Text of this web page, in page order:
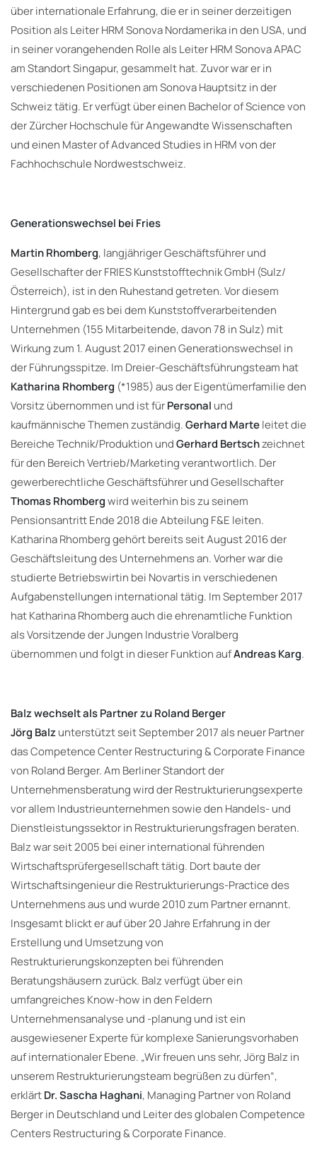
über internationale Erfahrung, die er in seiner derzeitigen
Position als Leiter HRM Sonova Nordamerika in den USA, und
in seiner vorangehenden Rolle als Leiter HRM Sonova APAC
am Standort Singapur, gesammelt hat. Zuvor war er in
verschiedenen Positionen am Sonova Hauptsitz in der
Schweiz tätig. Er verfügt über einen Bachelor of Science von
der Zürcher Hochschule für Angewandte Wissenschaften
und einen Master of Advanced Studies in HRM von der
Fachhochschule Nordwestschweiz.
Generationswechsel bei Fries
Martin Rhomberg, langjähriger Geschäftsführer und
Gesellschafter der FRIES Kunststofftechnik GmbH (Sulz/
Österreich), ist in den Ruhestand getreten. Vor diesem
Hintergrund gab es bei dem Kunststoffverarbeitenden
Unternehmen (155 Mitarbeitende, davon 78 in Sulz) mit
Wirkung zum 1. August 2017 einen Generationswechsel in
der Führungsspitze. Im Dreier-Geschäftsführungsteam hat
Katharina Rhomberg (*1985) aus der Eigentümerfamilie den
Vorsitz übernommen und ist fürPersonal und
kaufmännische Themen zuständig.Gerhard Marteleitet die
Bereiche Technik/Produktion undGerhard Bertschzeichnet
für den Bereich Vertrieb/Marketing verantwortlich. Der
gewerberechtliche Geschäftsführer und Gesellschafter
Thomas Rhombergwird weiterhin bis zu seinem
Pensionsantritt Ende 2018 die Abteilung F&E leiten.
Katharina Rhomberg gehört bereits seit August 2016 der
Geschäftsleitung des Unternehmens an. Vorher war die
studierte Betriebswirtin bei Novartis in verschiedenen
Aufgabenstellungen international tätig. Im September 2017
hat Katharina Rhomberg auch die ehrenamtliche Funktion
als Vorsitzende der Jungen Industrie Voralberg
übernommen und folgt in dieser Funktion aufAndreas Karg.
Balz wechselt als Partner zu Roland Berger
Jörg Balzunterstützt seit September 2017 als neuer Partner
das Competence Center Restructuring & Corporate Finance
von Roland Berger. Am Berliner Standort der
Unternehmensberatung wird der Restrukturierungsexperte
vor allem Industrieunternehmen sowie den Handels- und
Dienstleistungssektor in Restrukturierungsfragen beraten.
Balz war seit 2005 bei einer international führenden
Wirtschaftsprüfergesellschaft tätig. Dort baute der
Wirtschaftsingenieur die Restrukturierungs-Practice des
Unternehmens aus und wurde 2010 zum Partner ernannt.
Insgesamt blickt er auf über 20 Jahre Erfahrung in der
Erstellung und Umsetzung von
Restrukturierungskonzepten bei führenden
Beratungshäusern zurück. Balz verfügt über ein
umfangreiches Know-how in den Feldern
Unternehmensanalyse und -planung und ist ein
ausgewiesener Experte für komplexe Sanierungsvorhaben
auf internationaler Ebene. „Wir freuen uns sehr, Jörg Balz in
unserem Restrukturierungsteam begrüßen zu dürfen“,
erklärtDr. Sascha Haghani, Managing Partner von Roland
Berger in Deutschland und Leiter des globalen Competence
Centers Restructuring & Corporate Finance.